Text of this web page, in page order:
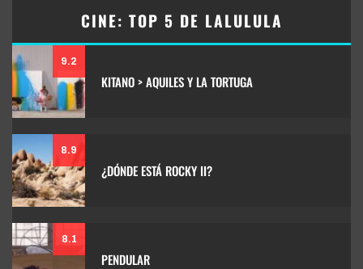
CINE: TOP 5 DE LALULULA
9.2
KITANO > AQUILES Y LA TORTUGA
8.9
¿DÓNDE ESTÁ ROCKY II?
8.1
PENDULAR